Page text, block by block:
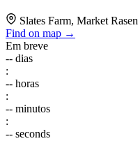
Slates Farm, Market Rasen
Find on map →
Em breve
-- dias
:
-- horas
:
-- minutos
:
-- seconds